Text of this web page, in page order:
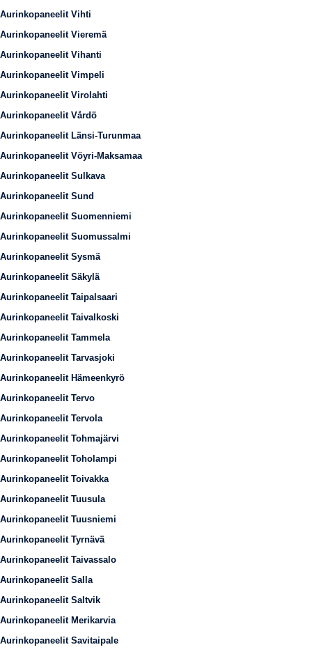
Aurinkopaneelit Vihti
Aurinkopaneelit Vieremä
Aurinkopaneelit Vihanti
Aurinkopaneelit Vimpeli
Aurinkopaneelit Virolahti
Aurinkopaneelit Vårdö
Aurinkopaneelit Länsi-Turunmaa
Aurinkopaneelit Vöyri-Maksamaa
Aurinkopaneelit Sulkava
Aurinkopaneelit Sund
Aurinkopaneelit Suomenniemi
Aurinkopaneelit Suomussalmi
Aurinkopaneelit Sysmä
Aurinkopaneelit Säkylä
Aurinkopaneelit Taipalsaari
Aurinkopaneelit Taivalkoski
Aurinkopaneelit Tammela
Aurinkopaneelit Tarvasjoki
Aurinkopaneelit Hämeenkyrö
Aurinkopaneelit Tervo
Aurinkopaneelit Tervola
Aurinkopaneelit Tohmajärvi
Aurinkopaneelit Toholampi
Aurinkopaneelit Toivakka
Aurinkopaneelit Tuusula
Aurinkopaneelit Tuusniemi
Aurinkopaneelit Tyrnävä
Aurinkopaneelit Taivassalo
Aurinkopaneelit Salla
Aurinkopaneelit Saltvik
Aurinkopaneelit Merikarvia
Aurinkopaneelit Savitaipale